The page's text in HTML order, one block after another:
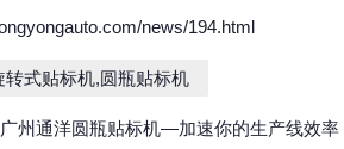
news/194.html
式贴标机,圆瓶贴标机
州通洋圆瓶贴标机—加速你的生产线效率